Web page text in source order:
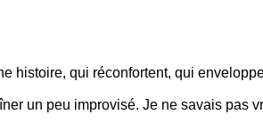
histoire, qui réconfortent, qui
un peu improvisé. Je ne savais